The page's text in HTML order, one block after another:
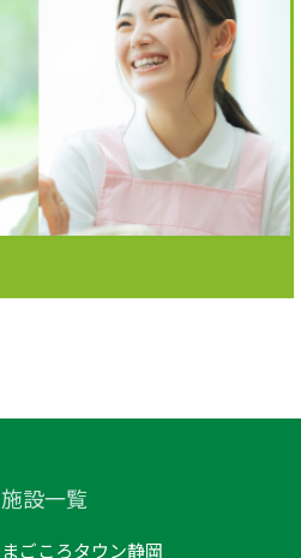
施設一覧
まごころタウン静岡